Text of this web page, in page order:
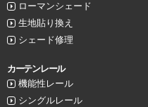
ローマンシェード
生地貼り換え
シェード修理
カーテンレール
機能性レール
シングルレール